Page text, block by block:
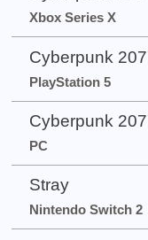
Xbox Series X
Cyberpunk
PlayStation 5
Cyberpunk
PC
Stray
Nintendo Switch 2